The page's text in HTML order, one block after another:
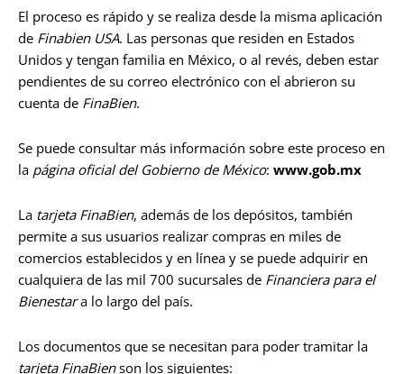
El proceso es rápido y se realiza desde la misma aplicación
de Finabien USA. Las personas que residen en Estados
Unidos y tengan familia en México, o al revés, deben estar
pendientes de su correo electrónico con el abrieron su
cuenta de FinaBien.
Se puede consultar más información sobre este proceso en
la página oficial del Gobierno de México: www.gob.mx
La tarjeta FinaBien, además de los depósitos, también
permite a sus usuarios realizar compras en miles de
comercios establecidos y en línea y se puede adquirir en
cualquiera de las mil 700 sucursales de Financiera para el
Bienestara lo largo del país.
Los documentos que se necesitan para poder tramitar la
tarjeta FinaBienson los siguientes: